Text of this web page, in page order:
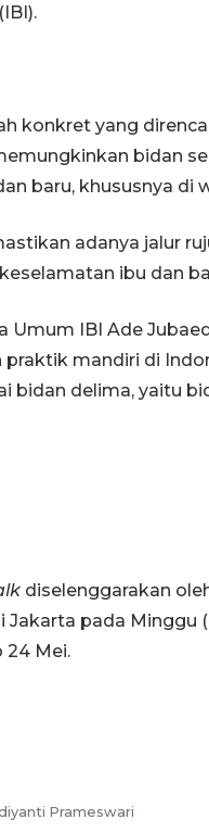
konkret yang
bidan
baru, khususnya di
adanya jalur
ibu dan
Umum IBI Ade
praktik mandiri di
bidan delima, yaitu
diselenggarakan
Jakarta pada Minggu
24 Mei.
Prameswari